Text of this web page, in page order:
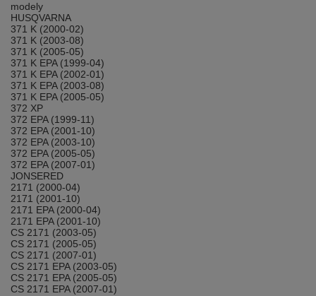
modely
HUSQVARNA
371 K (2000-02)
371 K (2003-08)
371 K (2005-05)
371 K EPA (1999-04)
371 K EPA (2002-01)
371 K EPA (2003-08)
371 K EPA (2005-05)
372 XP
372 EPA (1999-11)
372 EPA (2001-10)
372 EPA (2003-10)
372 EPA (2005-05)
372 EPA (2007-01)
JONSERED
2171 (2000-04)
2171 (2001-10)
2171 EPA (2000-04)
2171 EPA (2001-10)
CS 2171 (2003-05)
CS 2171 (2005-05)
CS 2171 (2007-01)
CS 2171 EPA (2003-05)
CS 2171 EPA (2005-05)
CS 2171 EPA (2007-01)